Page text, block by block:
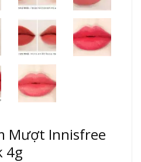
Mượt Innisfree
4g